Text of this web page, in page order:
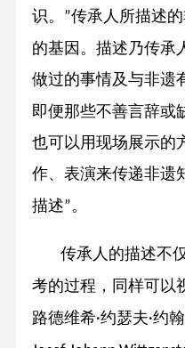
识。
”传承人所描述
的基因。描述乃传承
做过的事情及与非遗
即便那些不善言辞或
也可以用现场展示的
作、表演来传递非遗
描述”。
传承人的描述不
考的过程，同样可以
路德维希·约瑟夫·约翰